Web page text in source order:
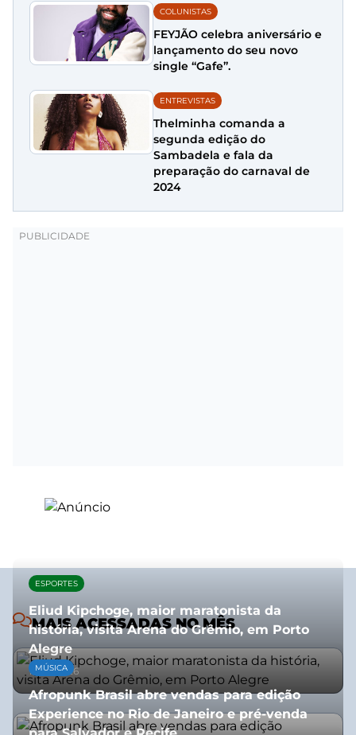
COLUNISTAS
FEYJÃO celebra aniversário e
lançamento do seu novo
single “Gafe”.
ENTREVISTAS
Thelminha comanda a
segunda edição do
Sambadela e fala da
preparação do carnaval de
2024
MAIS ACESSADAS NO MÊS
ESPORTES
Eliud Kipchoge, maior maratonista da
história, visita Arena do Grêmio, em Porto
Alegre
10/07/2026
MÚSICA
Afropunk Brasil abre vendas para edição
Experience no Rio de Janeiro e pré-venda